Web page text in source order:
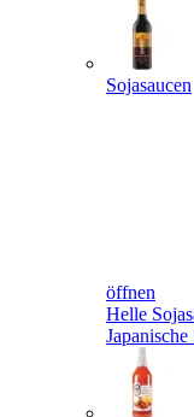
Sojasaucen
öffnen
Helle
Japanische